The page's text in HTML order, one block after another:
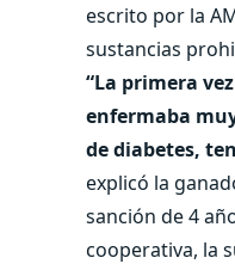
escrito por la
sustancias
“La primera
enfermaba
de diabetes,
explicó la
sanción de 4
cooperativa, la